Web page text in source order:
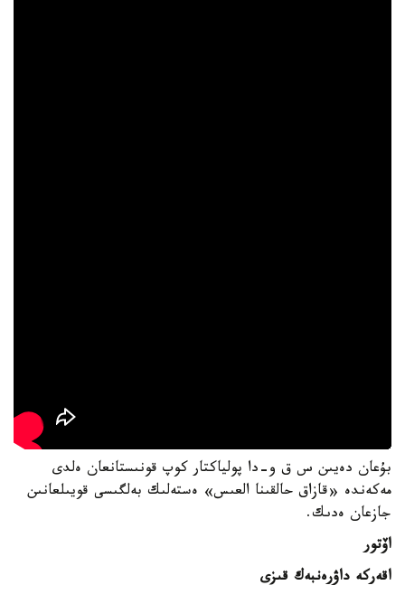
بۇعان دەيىن س ق و-دا پولياكتار كوپ قونىستانعان ەلدى
مەكەندە «قازاق حالقىنا العىس» ەستەلىك بەلگىسى قويىلعانىن
جازعان ەدىك.
اۆتور
اقەركە داۋرەنبەك قىزى